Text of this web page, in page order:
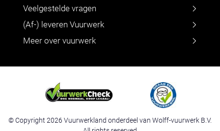
Veelgestelde vragen
(Af-) leveren Vuurwerk
Meer over vuurwerk
© Copyright 2026 Vuurwerkland onderdeel van Wolff-vuurwerk B.V.